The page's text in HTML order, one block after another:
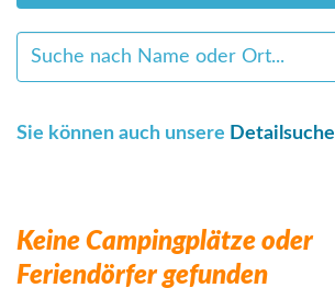
Sie können auch unsere Detailsuche
Keine Campingplätze oder
Feriendörfer gefunden